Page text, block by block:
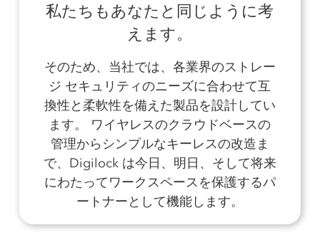
私たちもあなたと同じように考
えます。
そのため、当社では、各業界のストレー
ジ セキュリティのニーズに合わせて互
換性と柔軟性を備えた製品を設計してい
ます。 ワイヤレスのクラウドベースの
管理からシンプルなキーレスの改造ま
で、Digilock は今日、明日、そして将来
にわたってワークスペースを保護するパ
ートナーとして機能します。